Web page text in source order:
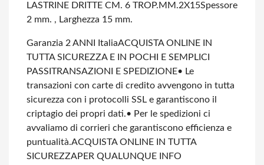
LASTRINE DRITTE CM. 6 TROP.MM.2X15Spessore
2 mm. , Larghezza 15 mm.
Garanzia 2 ANNI ItaliaACQUISTA ONLINE IN
TUTTA SICUREZZA E IN POCHI E SEMPLICI
PASSI TRANSAZIONI E SPEDIZIONE• Le
transazioni con carte di credito avvengono in tutta
sicurezza con i protocolli SSL e garantiscono il
criptagio dei propri dati.• Per le spedizioni ci
avvaliamo di corrieri che garantiscono efficienza e
puntualità.ACQUISTA ONLINE IN TUTTA
SICUREZZAPER QUALUNQUE INFO